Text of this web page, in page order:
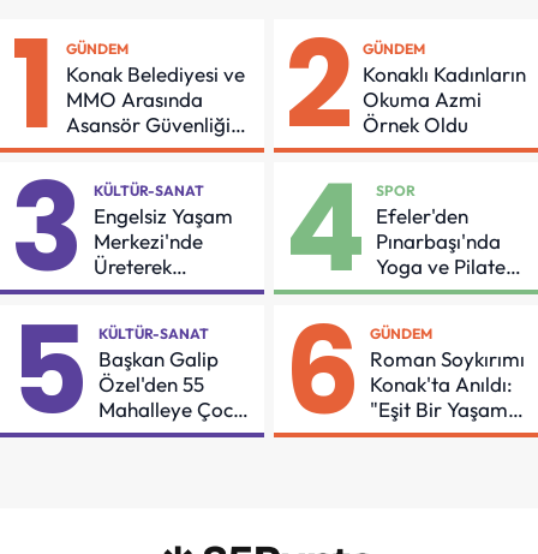
1 GÜNDEM
Konak Belediyesi ve
MMO Arasında
Asansör Güvenliği
İçin Önemli Protokol
2 GÜNDEM
Konaklı Kadınların
Okuma Azmi
Örnek Oldu
3 KÜLTÜR-SANAT
Engelsiz Yaşam
Merkezi'nde
Üreterek
Güçleniyorlar
4 SPOR
Efeler'den
Pınarbaşı'nda
Yoga ve Pilates
Buluşması
5 KÜLTÜR-SANAT
Başkan Galip
Özel'den 55
Mahalleye Çocuk
Şenliği
6 GÜNDEM
Roman Soykırımı
Konak'ta Anıldı:
"Eşit Bir Yaşam
İçin Mücadeleyi